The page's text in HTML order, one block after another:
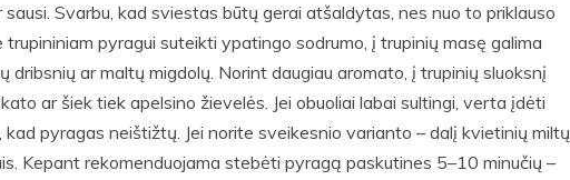
sausi. Svarbu, kad sviestas būtų gerai atšaldytas, nes nuo to priklauso
trupininiam pyragui suteikti ypatingo sodrumo, į trupinių masę galima
dribsnių ar maltų migdolų. Norint daugiau aromato, į trupinių sluoksnį
ar šiek tiek apelsino žievelės. Jei obuoliai labai sultingi, verta įdėti
kad pyragas neištižtų. Jei norite sveikesnio varianto – dalį kvietinių miltų
Kepant rekomenduojama stebėti pyragą paskutines 5–10 minučių –